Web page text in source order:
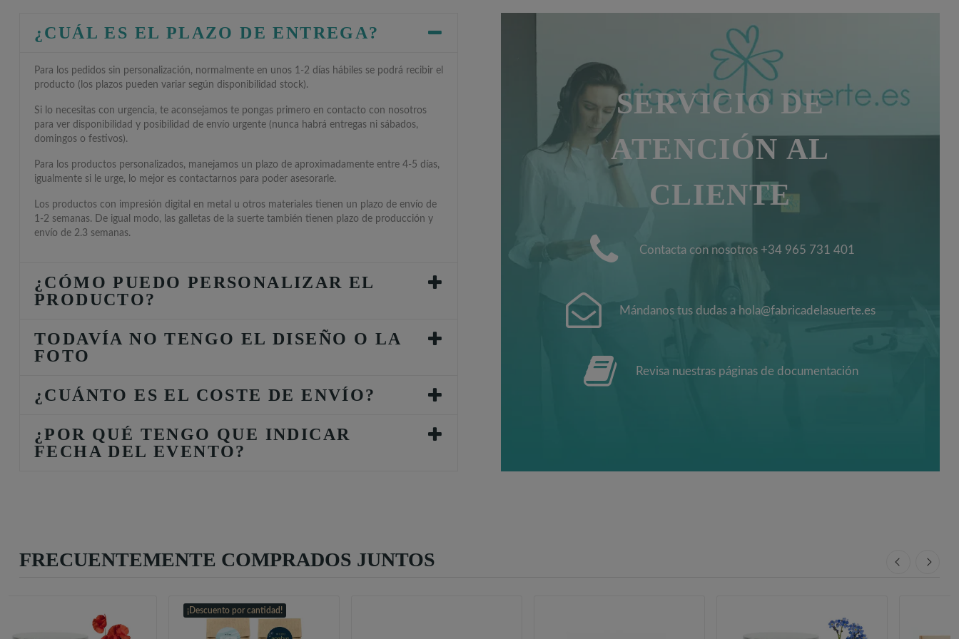
¿CUÁL ES EL PLAZO DE ENTREGA?
Para los pedidos sin personalización, normalmente en unos 1-2 días hábiles se podrá recibir el
producto (los plazos pueden variar según disponibilidad stock).
Si lo necesitas con urgencia, te aconsejamos te pongas primero en contacto con nosotros
para ver disponibilidad y posibilidad de envío urgente (nunca habrá entregas ni sábados,
domingos o festivos).
Para los productos personalizados, manejamos un plazo de aproximadamente entre 4-5 días,
igualmente si le urge, lo mejor es contactarnos para poder asesorarle.
Los productos con impresión digital en metal u otros materiales tienen un plazo de envío de
1-2 semanas. De igual modo, las galletas de la suerte también tienen plazo de producción y
envío de 2.3 semanas.
¿CÓMO PUEDO PERSONALIZAR EL
PRODUCTO?
TODAVÍA NO TENGO EL DISEÑO O LA
FOTO
¿CUÁNTO ES EL COSTE DE ENVÍO?
¿POR QUÉ TENGO QUE INDICAR
FECHA DEL EVENTO?
SERVICIO DE
ATENCIÓN AL
CLIENTE
Contacta con nosotros +34 965 731 401
Mándanos tus dudas a hola@fabricadelasuerte.es
Revisa nuestras páginas de documentación
FRECUENTEMENTE COMPRADOS JUNTOS
¡Descuento por cantidad!